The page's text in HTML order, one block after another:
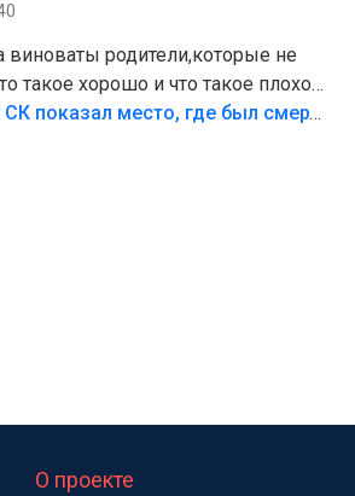
виноваты родители,которые не
такое хорошо и что такое плохо!
забор,верх безумия,есть же
«Попал на пику»: СК показал место, где был смертельно травмирован ребенок в Тольятти
О проекте